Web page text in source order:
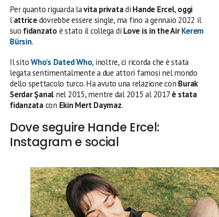
Per quanto riguarda lavita privatadi Hande Ercel,oggi
l’attricedovrebbe essere single, ma fino a gennaio 2022 il
suo fidanzato è stato il collega di Love is in the AirKerem
Bürsin.
Il sitoWho’s Dated Who, inoltre, ci ricorda che è stata
legata sentimentalmente a due attori famosi nel mondo
dello spettacolo turco. Ha avuto una relazione con Burak
Serdar Şanal nel 2015, mentre dal 2015 al 2017è stata
fidanzatacon Ekin Mert Daymaz.
Dove seguire Hande Ercel:
Instagram e social